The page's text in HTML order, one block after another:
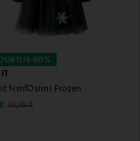
60%
IT
NmfOsimi Frozen
Price
Original Price
36,99 €